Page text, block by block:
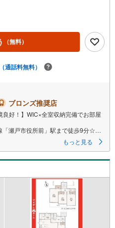
（無料）
（通話料無料）
ブロンズ推奨店
良好！】WIC×全室収納完備でお部屋
瀬戸市役所前」駅まで徒歩9分☆
宅性能評価書
燥機、浄水器、パントリー
9分（約680m）
）
もっと見る